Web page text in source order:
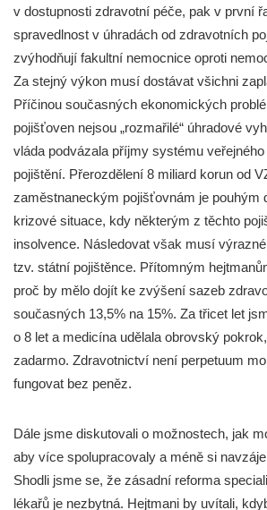
v dostupnosti zdravotní péče, pak v první
spravedlnost v úhradách od zdravotních
zvýhodňují fakultní nemocnice oproti
Za stejný výkon musí dostávat všichni
Příčinou současných ekonomických
pojišťoven nejsou „rozmařilé“ úhradové
vláda podvázala příjmy systému
pojištění. Přerozdělení 8 miliard korun od
zaměstnaneckým pojišťovnám je pouhým
krizové situace, kdy některým z těchto
insolvence. Následovat však musí
tzv. státní pojištěnce. Přítomným
proč by mělo dojít ke zvýšení sazeb
současných 13,5% na 15%. Za třicet let
o 8 let a medicína udělala obrovský
zadarmo. Zdravotnictví není perpetuum
fungovat bez peněz.
Dále jsme diskutovali o možnostech, jak
aby více spolupracovaly a méně si
Shodli jsme se, že zásadní reforma
lékařů je nezbytná. Hejtmani by uvítali,